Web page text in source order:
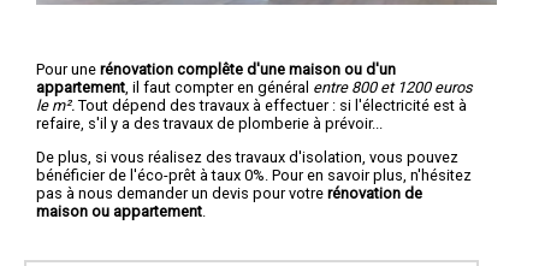
Pour une rénovation complête d'une maison ou d'un
appartement , il faut compter en général entre 800 et 1200 euros
le m². Tout dépend des travaux à effectuer : si l'électricité est à
refaire, s'il y a des travaux de plomberie à prévoir...
De plus, si vous réalisez des travaux d'isolation, vous pouvez
bénéficier de l'éco-prêt à taux 0%. Pour en savoir plus, n'hésitez
pas à nous demander un devis pour votre rénovation de
maison ou appartement